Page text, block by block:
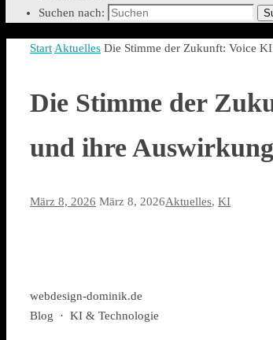
Suchen nach:
Start Aktuelles Die Stimme der Zukunft: Voice
Die Stimme der
und ihre
März 8, 2026 März 8, 2026Aktuelles, KI
webdesign-dominik.de
Blog · KI & Technologie